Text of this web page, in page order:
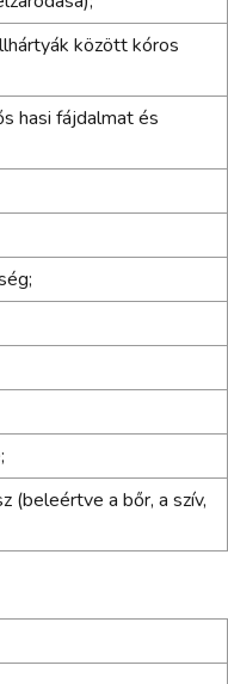
között kóros
hasi fájdalmat és
(beleértve a bőr, a szív,